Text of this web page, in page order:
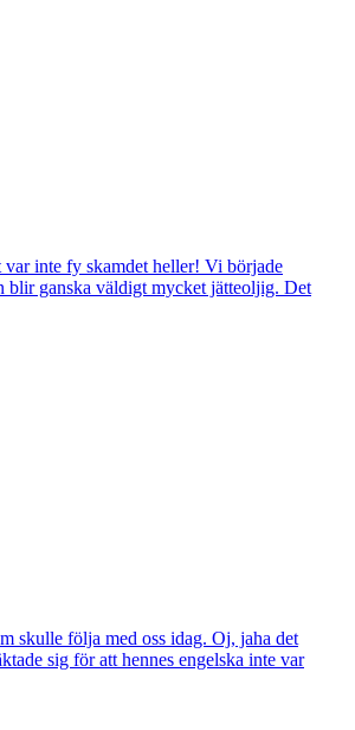
inte fy skamdet heller! Vi började
blir ganska väldigt mycket jätteoljig. Det
skulle följa med oss idag. Oj, jaha det
sig för att hennes engelska inte var